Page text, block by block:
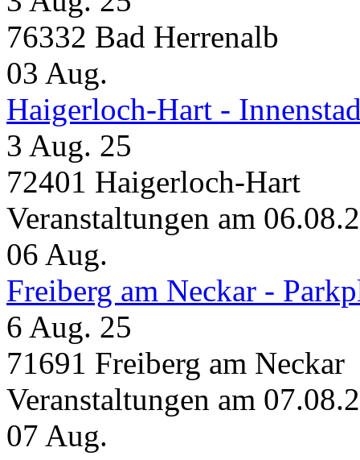
76332 Bad Herrenalb
03 Aug.
Haigerloch-Hart -
3 Aug. 25
72401 Haigerloch-Hart
Veranstaltungen am
06 Aug.
Freiberg am Neckar -
6 Aug. 25
71691 Freiberg am Neckar
Veranstaltungen am
07 Aug.